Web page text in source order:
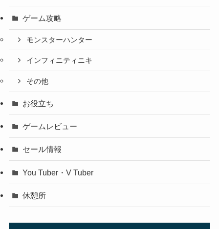
ゲーム攻略
モンスターハンター
インフィニティニキ
その他
お役立ち
ゲームレビュー
セール情報
You Tuber・V Tuber
休憩所